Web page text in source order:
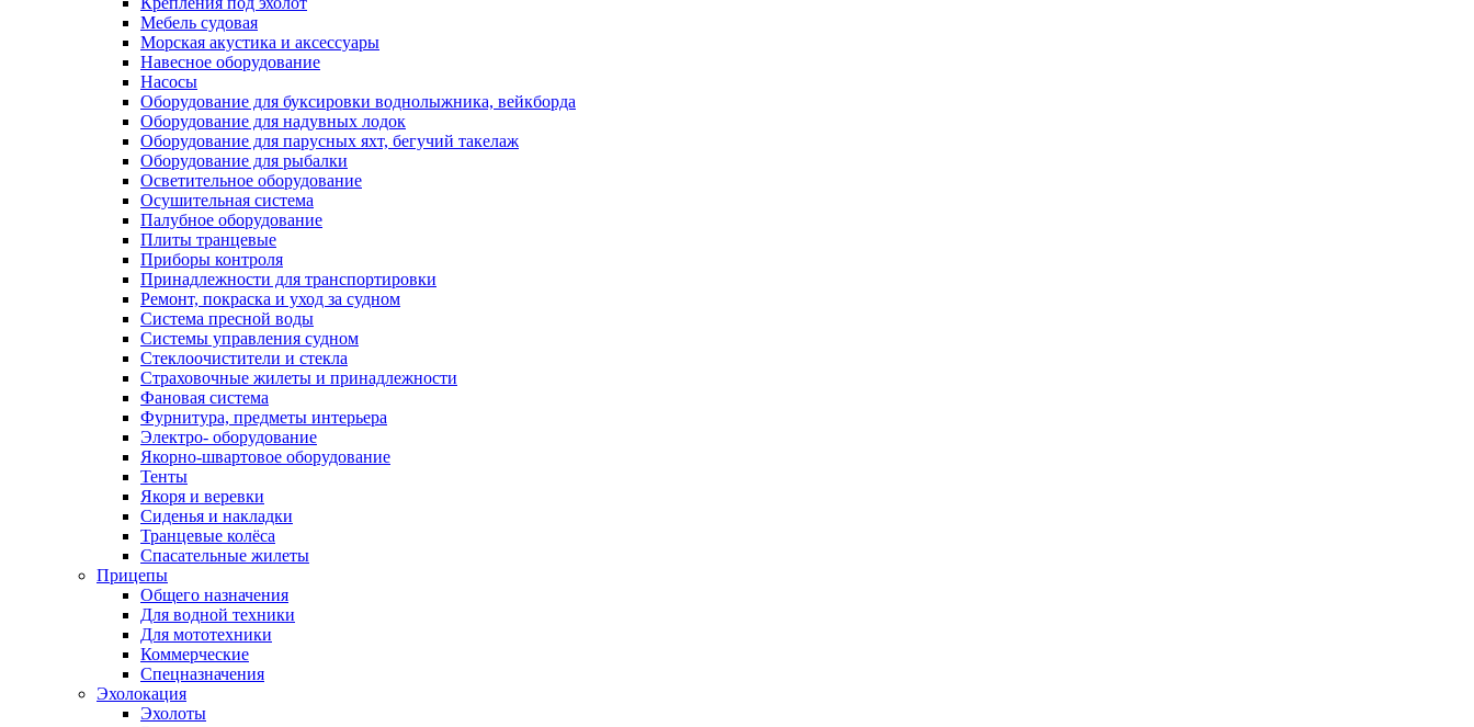
Мебель судовая
Морская акустика и аксессуары
Навесное оборудование
Насосы
Оборудование для буксировки воднолыжника, вейкборда
Оборудование для надувных лодок
Оборудование для парусных яхт, бегучий такелаж
Оборудование для рыбалки
Осветительное оборудование
Осушительная система
Палубное оборудование
Плиты транцевые
Приборы контроля
Принадлежности для транспортировки
Ремонт, покраска и уход за судном
Система пресной воды
Системы управления судном
Стеклоочистители и стекла
Страховочные жилеты и принадлежности
Фановая система
Фурнитура, предметы интерьера
Электро- оборудование
Якорно-швартовое оборудование
Тенты
Якоря и веревки
Сиденья и накладки
Транцевые колёса
Спасательные жилеты
Прицепы
Общего назначения
Для водной техники
Для мототехники
Коммерческие
Спецназначения
Эхолокация
Эхолоты